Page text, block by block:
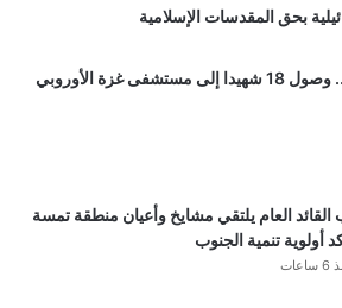
بحق المقدسات الإسلامية
الاحتلال يواصل جرائمه.. وصول 18 شهيدا إلى مستشفى غزة الأوروبي
القائد العام يلتقي مشايخ وأعيان منطقة تمسة
أولوية تنمية الجنوب